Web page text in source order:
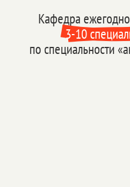
Кафедра
3-10
по специальности